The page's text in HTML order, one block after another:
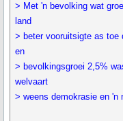
> Met 'n bevolking wat
land
> beter vooruitsigte as toe
en
> bevolkingsgroei 2,5%
welvaart
> weens demokrasie en 'n